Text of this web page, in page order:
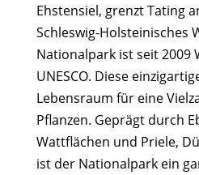
Ehstensiel, grenzt Tating
Schleswig-Holsteinisches
Nationalpark ist seit 2009
UNESCO. Diese
Lebensraum für eine
Pflanzen. Geprägt durch
Wattflächen und Priele,
ist der Nationalpark ein